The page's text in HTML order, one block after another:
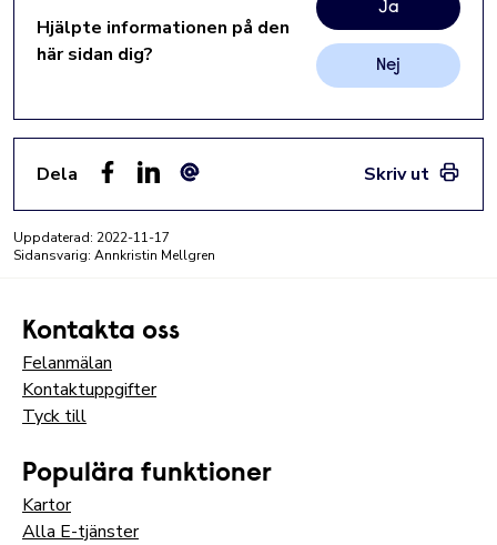
Hjälpte informationen på den
här sidan dig?
Ja
Nej
Dela
Skriv ut
Uppdaterad: 2022-11-17
Sidansvarig: Annkristin Mellgren
Kontakta oss
Felanmälan
Kontaktuppgifter
Tyck till
Populära funktioner
Kartor
Alla E-tjänster